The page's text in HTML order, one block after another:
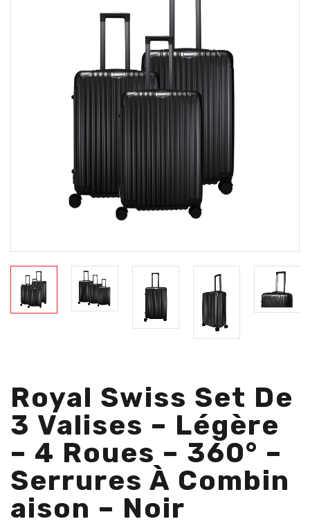
Royal Swiss Set De
3 Valises – Légère
– 4 Roues – 360° –
Serrures À Combin
Aison – Noir